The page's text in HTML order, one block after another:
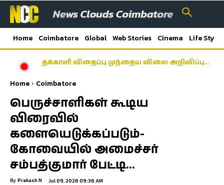
Home Coimbatore Global Web Stories Cinema Life Style
தக்காளி விதைப்பு முந்தைய விலை அறிவிப்பு…
Home Coimbatore
பெருச்சாளிகள் கூடிய
விரைவில்
களையெடுக்கப்படும்-
கோவையில் அமைச்சர்
சம்பத்குமார் பேட்டி…
By Prakash N Jul 09, 2026 09:36 AM